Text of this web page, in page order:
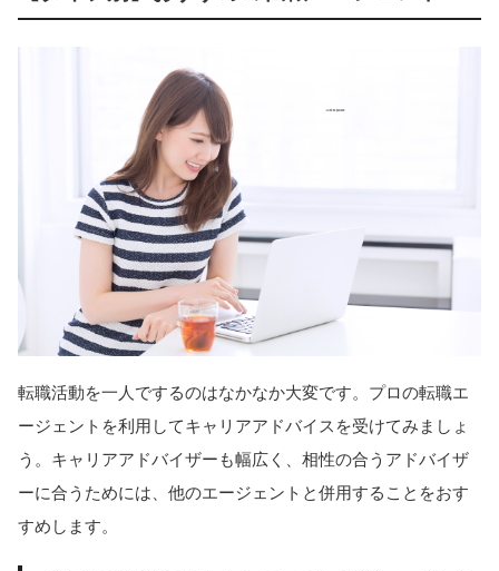
転職活動を一人でするのはなかなか大変です。プロの転職エ
ージェントを利用してキャリアアドバイスを受けてみましょ
う。キャリアアドバイザーも幅広く、相性の合うアドバイザ
ーに合うためには、他のエージェントと併用することをおす
すめします。